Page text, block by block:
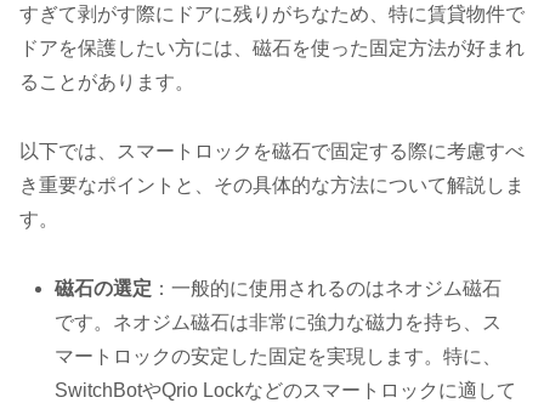
すぎて剥がす際にドアに残りがちなため、特に賃貸物件で
ドアを保護したい方には、磁石を使った固定方法が好まれ
ることがあります。
以下では、スマートロックを磁石で固定する際に考慮すべ
き重要なポイントと、その具体的な方法について解説しま
す。
磁石の選定 ：一般的に使用されるのはネオジム磁石
です。ネオジム磁石は非常に強力な磁力を持ち、ス
マートロックの安定した固定を実現します。特に、
SwitchBotやQrio Lockなどのスマートロックに適して